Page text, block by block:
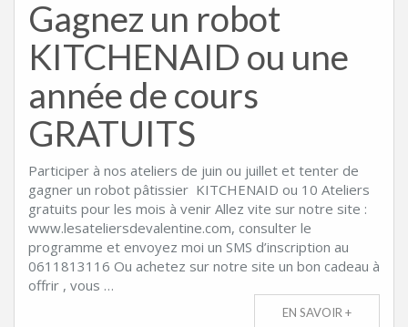
Gagnez un robot
KITCHENAID ou une
année de cours
GRATUITS
Participer à nos ateliers de juin ou juillet et tenter de
gagner un robot pâtissier KITCHENAID ou 10 Ateliers
gratuits pour les mois à venir Allez vite sur notre site :
www.lesateliersdevalentine.com, consulter le
programme et envoyez moi un SMS d’inscription au
0611813116 Ou achetez sur notre site un bon cadeau à
offrir , vous …
EN SAVOIR +